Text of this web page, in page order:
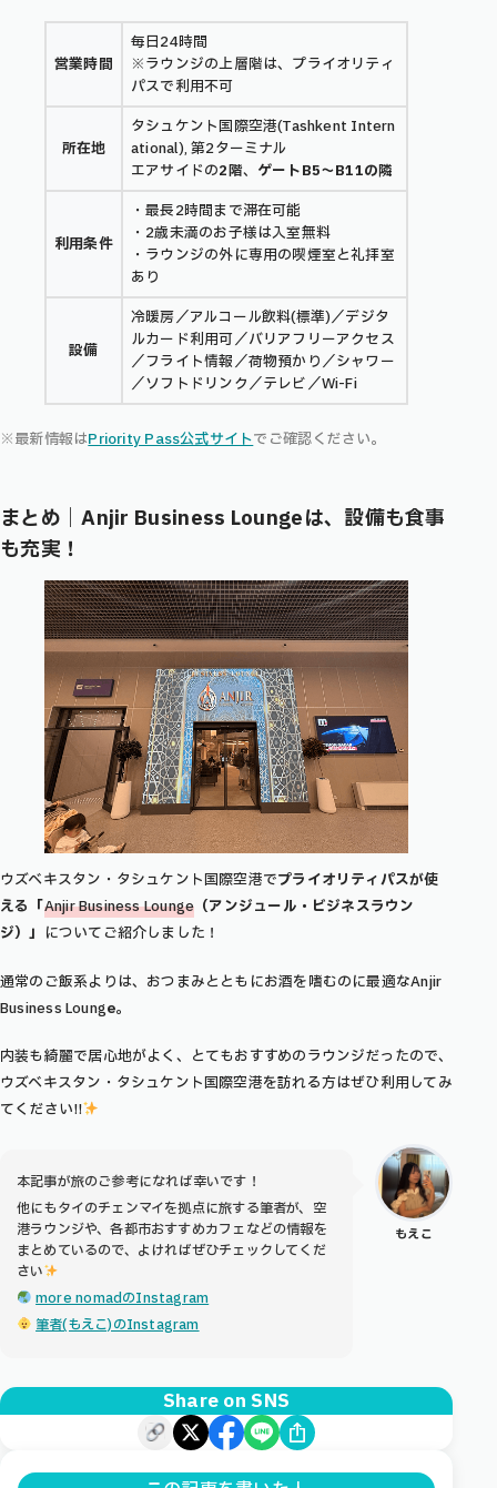
営業時間
毎日24時間
※ラウンジの上層階は、プライオリティ
パスで利用不可
所在地
タシュケント国際空港(Tashkent Intern
ational), 第2ターミナル
エアサイドの2階、 ゲートB5～B11の隣
利用条件
・最長2時間まで滞在可能
・2歳未満のお子様は入室無料
・ラウンジの外に専用の喫煙室と礼拝室
あり
設備
冷暖房／アルコール飲料(標準)／デジタ
ルカード利用可／バリアフリーアクセス
／フライト情報／荷物預かり／シャワー
／ソフトドリンク／テレビ／Wi-Fi
※最新情報はPriority Pass公式サイトでご確認ください。
まとめ ｜Anjir Business Loungeは、設備も食事
も充実！
ウズベキスタン・タシュケント国際空港でプライオリティパスが使
える「Anjir Business Lounge （アンジュール・ビジネスラウン
ジ）」 についてご紹介しました！
通常のご飯系よりは、おつまみとともにお酒を嗜むのに最適なAnjir
Business Lounge。
内装も綺麗で居心地がよく、とてもおすすめのラウンジだったので、
ウズベキスタン・タシュケント国際空港を訪れる方はぜひ利用してみ
てください!!
もえこ
本記事が旅のご参考になれば幸いです！
他にもタイのチェンマイを拠点に旅する筆者が、空
港ラウンジや、各都市おすすめカフェなどの情報を
まとめているので、よければぜひチェックしてくだ
さい
more nomadのInstagram
筆者(もえこ)のInstagram
Share on SNS